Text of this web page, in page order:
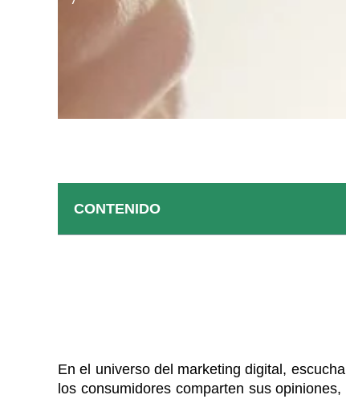
CONTENIDO
En el universo del marketing digital,
los consumidores comparten sus